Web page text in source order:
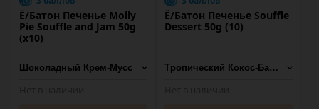
Ё/Батон Печенье Molly
Pie Souffle and Jam 50g
(х10)
Ё/Батон Печенье Souffle
Dessert 50g (10)